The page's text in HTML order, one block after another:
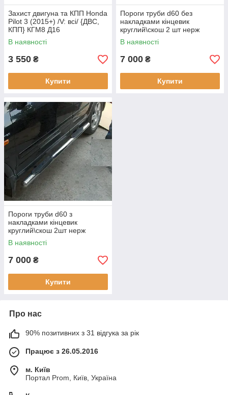
Захист двигуна та КПП Honda
Pilot 3 (2015+) /V: всі/ {ДВС,
КПП} КГМ8 Д16
В наявності
3 550 ₴
Купити
Пороги труби d60 без
накладками кінцевик
круглий\скош 2 шт нерж
Honda Pilot 2016-
В наявності
7 000 ₴
Купити
Пороги труби d60 з
накладками кінцевик
круглий\скош 2шт нерж
Honda Pilot 2016-
В наявності
7 000 ₴
Купити
Про нас
90% позитивних з 31 відгука за рік
Працює з 26.05.2016
м. Київ
Портал Prom, Київ, Україна